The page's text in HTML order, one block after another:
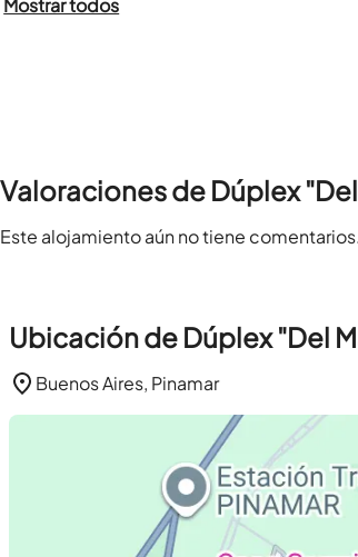
Mostrar todos
Valoraciones de Dúplex
Este alojamiento aún no tiene
Ubicación de Dúplex "Del
Buenos Aires, Pinamar